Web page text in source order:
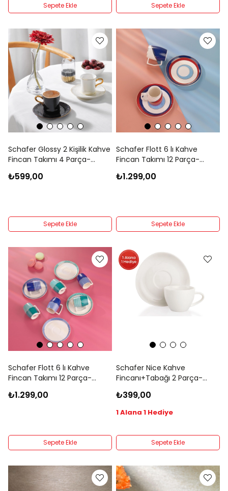
Sepete Ekle Sepete Ekle
Schafer Glossy 2 Kişilik Kahve
Fincan Takımı 4 Parça-
₺599,00
Sepete Ekle
Schafer Flott 6 lı Kahve
Fincan Takımı 12 Parça-
₺1.299,00
Sepete Ekle
Schafer Flott 6 lı Kahve
Fincan Takımı 12 Parça-
₺1.299,00
Sepete Ekle
Schafer Nice Kahve
Fincanı+Tabağı 2 Parça-
₺399,00
1 Alana 1 Hediye
Sepete Ekle